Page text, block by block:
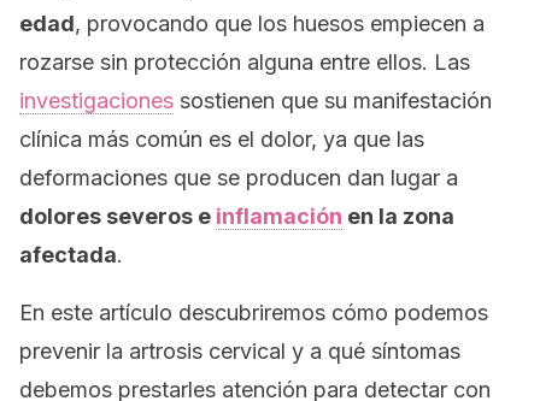
edad, provocando que los huesos empiecen a
rozarse sin protección alguna entre ellos. Las
investigaciones sostienen que su manifestación
clínica más común es el dolor, ya que las
deformaciones que se producen dan lugar a
dolores severos e inflamación en la zona
afectada.
En este artículo descubriremos cómo podemos
prevenir la artrosis cervical y a qué síntomas
debemos prestarles atención para detectar con